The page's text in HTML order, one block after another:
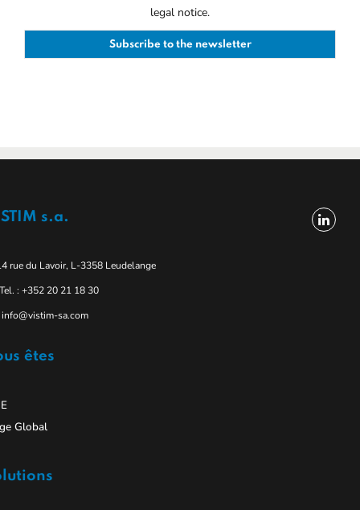
legal notice.
s.a.
rue du Lavoir, L-3358 Leudelange
Tel. : +352 20 21 18 30
info@vistim-sa.com
êtes
Global